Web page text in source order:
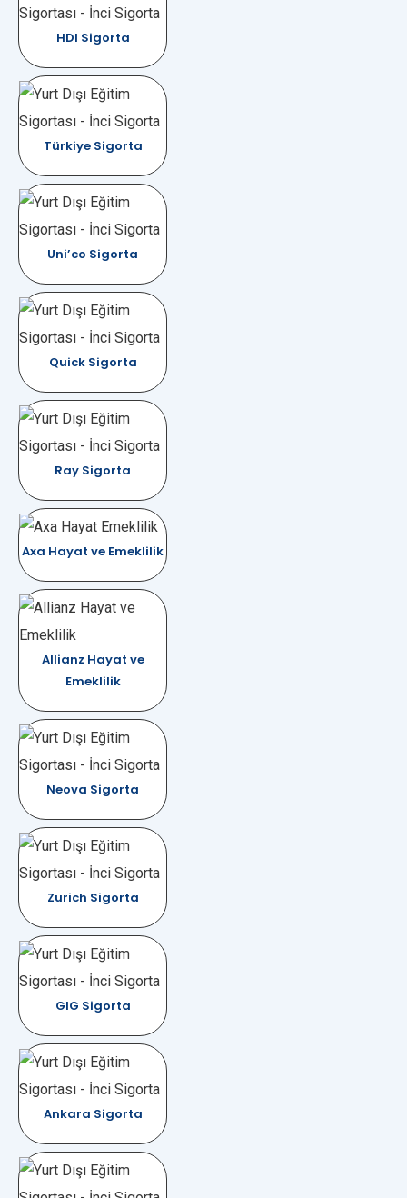
HDI Sigorta
Türkiye Sigorta
Uni’co Sigorta
Quick Sigorta
Ray Sigorta
Axa Hayat ve Emeklilik
Allianz Hayat ve
Emeklilik
Neova Sigorta
Zurich Sigorta
GIG Sigorta
Ankara Sigorta